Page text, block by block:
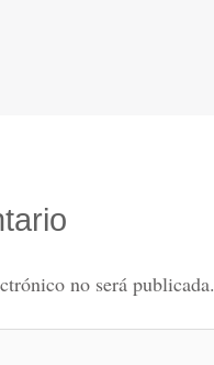
no será publicada.